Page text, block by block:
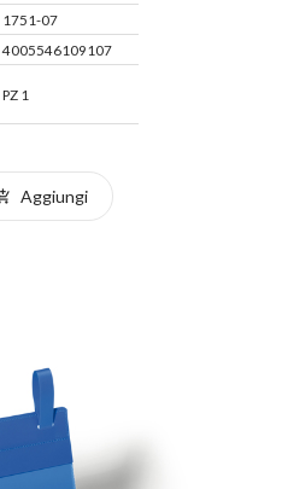
1751-07
4005546109107
PZ 1
Aggiungi